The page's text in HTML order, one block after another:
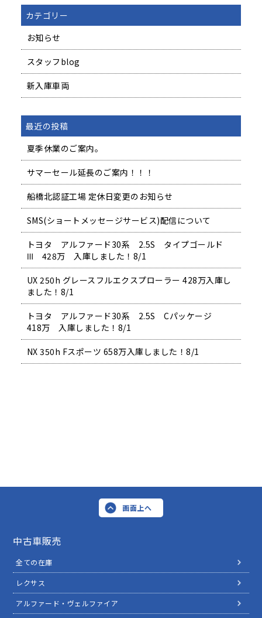
カテゴリー
お知らせ
スタッフblog
新入庫車両
最近の投稿
夏季休業のご案内。
サマーセール延長のご案内！！！
船橋北認証工場 定休日変更のお知らせ
SMS(ショートメッセージサービス)配信について
トヨタ アルファード30系 2.5S タイプゴールド
Ⅲ 428万 入庫しました！8/1
UX 250h グレースフルエクスプローラー 428万入庫し
ました！8/1
トヨタ アルファード30系 2.5S Cパッケージ
418万 入庫しました！8/1
NX 350h Fスポーツ 658万入庫しました！8/1
画面上へ
中古車販売
全ての在庫
レクサス
アルファード・ヴェルファイア